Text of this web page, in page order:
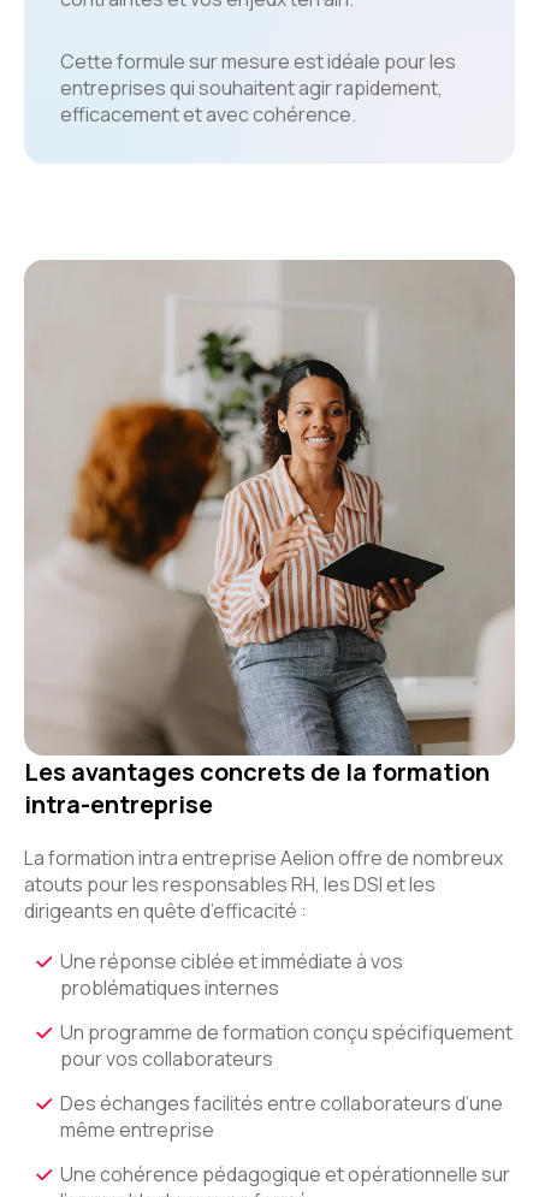
Cette formule sur mesure est idéale pour les
entreprises qui souhaitent agir rapidement,
efficacement et avec cohérence.
Les avantages concrets de la formation
intra-entreprise
La formation intra entreprise Aelion offre de nombreux
atouts pour les responsables RH, les DSI et les
dirigeants en quête d’efficacité :
Une réponse ciblée et immédiate à vos
problématiques internes
Un programme de formation conçu spécifiquement
pour vos collaborateurs
Des échanges facilités entre collaborateurs d’une
même entreprise
Une cohérence pédagogique et opérationnelle sur